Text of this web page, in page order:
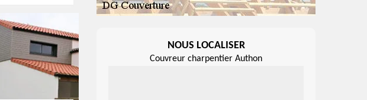
NOUS LOCALISER
Couvreur charpentier Authon